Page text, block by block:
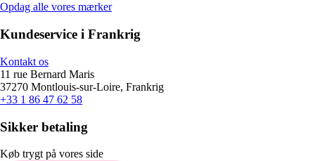
Opdag alle vores mærker
Kundeservice i Frankrig
Kontakt os
11 rue Bernard Maris
37270 Montlouis-sur-Loire, Frankrig
+33 1 86 47 62 58
Sikker betaling
Køb trygt på vores side